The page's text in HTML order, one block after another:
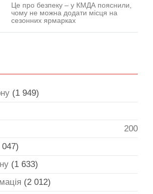
Це про безпеку – у КМДА пояснили,
чому не можна додати місця на
сезонних ярмарках
(1 949)
200
(1 633)
(2 012)